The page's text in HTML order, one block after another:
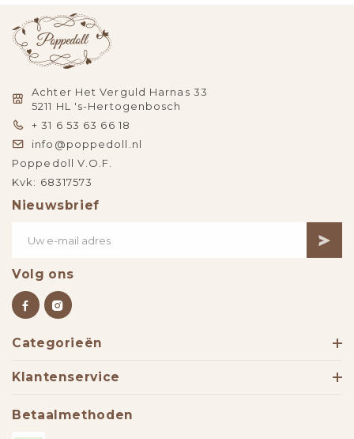
Achter Het Verguld Harnas 33
5211 HL 's-Hertogenbosch
+ 31 6 53 63 66 18
info@poppedoll.nl
Poppedoll V.O.F.
Kvk: 68317573
Nieuwsbrief
Volg ons
Categorieën
Klantenservice
Betaalmethoden